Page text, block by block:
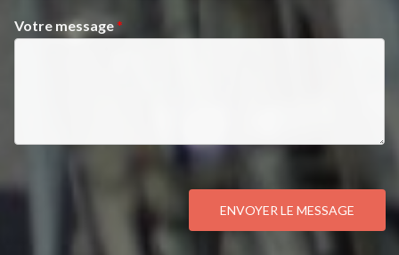
Votre message*
ENVOYER LE MESSAGE